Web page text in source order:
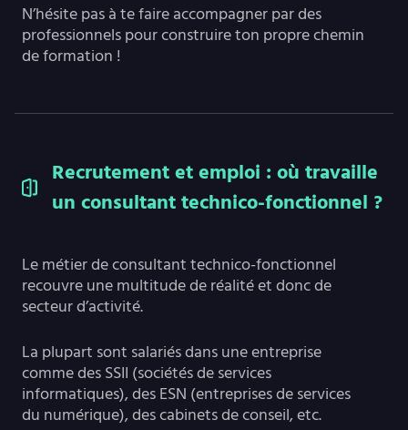
N’hésite pas à te faire accompagner par des
professionnels pour construire ton propre chemin
de formation !
Recrutement et emploi : où travaille
un consultant technico-fonctionnel ?
Le métier de consultant technico-fonctionnel
recouvre une multitude de réalité et donc de
secteur d’activité.
La plupart sont salariés dans une entreprise
comme des SSII (sociétés de services
informatiques), des ESN (entreprises de services
du numérique), des cabinets de conseil, etc.